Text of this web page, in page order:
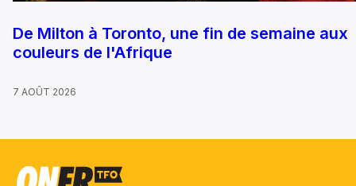
De Milton à Toronto, une fin de semaine aux
couleurs de l'Afrique
7 AOÛT 2026